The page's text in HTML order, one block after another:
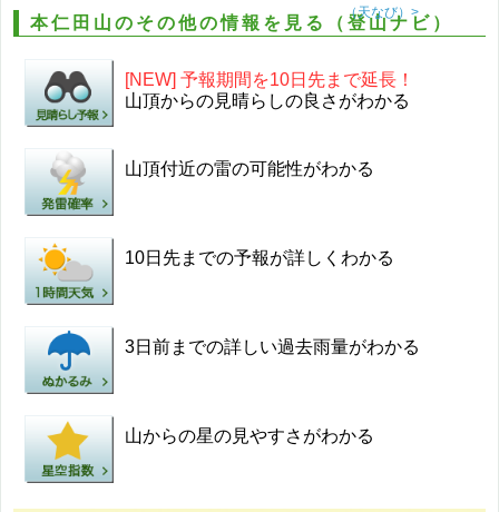
（天なび）>
本仁田山のその他の情報を見る（登山ナビ）
[NEW] 予報期間を10日先まで延長！
山頂からの見晴らしの良さがわかる
山頂付近の雷の可能性がわかる
10日先までの予報が詳しくわかる
3日前までの詳しい過去雨量がわかる
山からの星の見やすさがわかる